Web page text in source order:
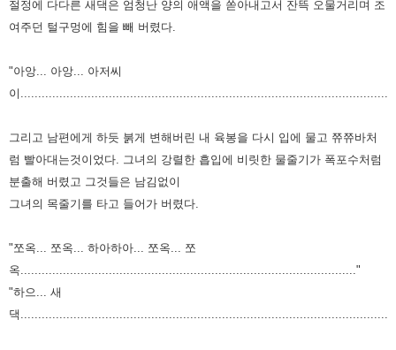
절정에 다다른 새댁은 엄청난 양의 애액을 쏟아내고서 잔뜩 오물거리며 조
여주던 털구멍에 힘을 빼 버렸다.
"아앙... 아앙... 아저씨
이
그리고 남편에게 하듯 붉게 변해버린 내 육봉을 다시 입에 물고 쮸쮸바처
럼 빨아대는것이었다. 그녀의 강렬한 흡입에 비릿한 물줄기가 폭포수처럼
분출해 버렸고 그것들은 남김없이
그녀의 목줄기를 타고 들어가 버렸다.
"쪼옥... 쪼옥... 하아하아... 쪼옥... 쪼
옥..............................................................................................."
"하으... 새
댁........................................................................................................"